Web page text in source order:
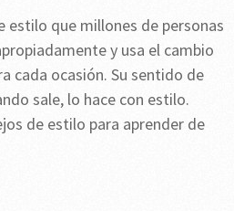
estilo que millones de personas
y usa el cambio
cada ocasión. Su sentido de
sale, lo hace con estilo.
de estilo para aprender de